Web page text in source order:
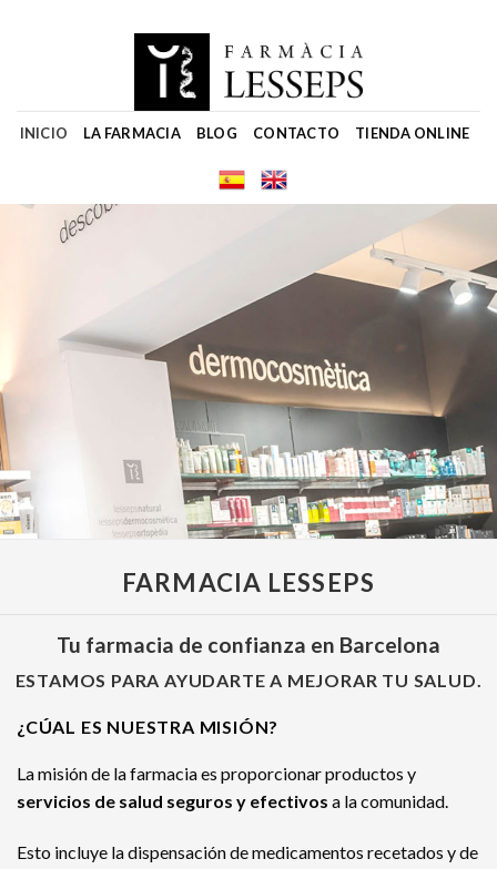
INICIO LA FARMACIA BLOG CONTACTO TIENDA ONLINE
FARMACIA LESSEPS
Tu farmacia de confianza en Barcelona
ESTAMOS PARA AYUDARTE A MEJORAR TU SALUD.
¿CÚAL ES NUESTRA MISIÓN?
La misión de la farmacia es proporcionar productos y
servicios de salud seguros y efectivos a la comunidad.
Esto incluye la dispensación de medicamentos recetados y de